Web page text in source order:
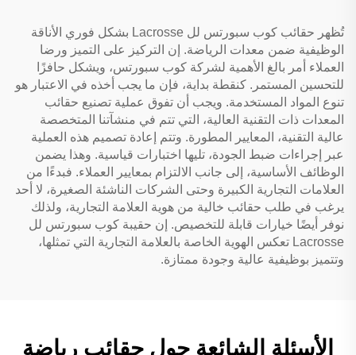
تُظهر حقائب كوب سبورتس لل Lacrosse بشكل فوري الأناقة
الوظيفية ضمن معدات الرياضة. إن التركيز على التميز ورضا
العملاء أمر بالغ الأهمية لشركة كوب سبورتس، ويشكل حافزًا
للتحسين المستمر. كنقطة بداية، فإن ما يجب أخذه في الاعتبار هو
تنوع المواد المستخدمة. ويجب أن تفوق عملية تصنيع حقائب
المعدات ذات التقنية العالية، التي تتم في منشآتنا المتخصصة
عالية التقنية، المعايير المطورة. وتتم إعادة تصميم هذه العملية
عبر إجراءات ضبط الجودة، تليها اختبارات قياسية. وهذا يضمن
الوظائف الأساسية، إلى جانب الالتزام بمعايير العملاء. فبدءًا من
العلامات التجارية الكبيرة وحتى الشركات الناشئة الصغيرة، لا أحد
يرغب في طلب حقائب خالية من هوية العلامة التجارية، ولذلك
نوفر أيضًا خيارات قابلة للتخصيص. إن حقيبة كوب سبورتس لل
Lacrosse تعكس الهوية الخاصة بالعلامة التجارية التي تمثلها،
وتتميز بوظيفية عالية وجودة ممتازة.
الأسئلة الشائعة حول حقائب رياضة